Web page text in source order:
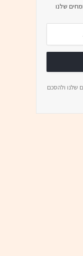
שלנו
שלנו ולהסכם